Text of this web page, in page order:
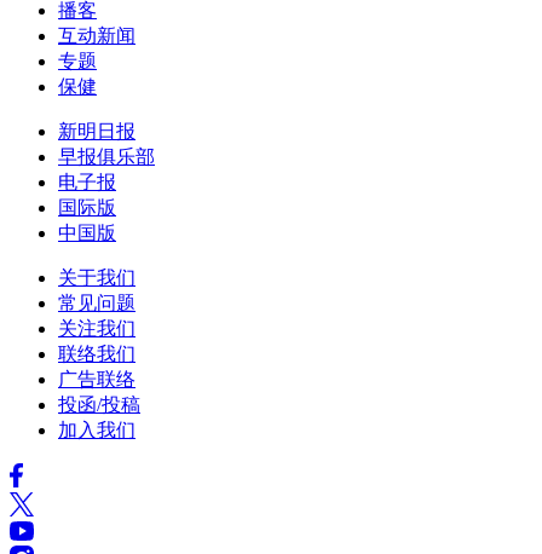
播客
互动新闻
专题
保健
新明日报
早报俱乐部
电子报
国际版
中国版
关于我们
常见问题
关注我们
联络我们
广告联络
投函/投稿
加入我们